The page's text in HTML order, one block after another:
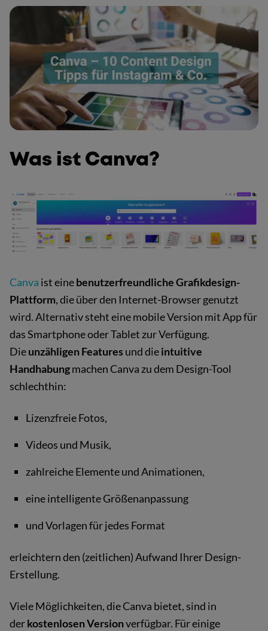
Was ist Canva?
Canva ist einebenutzerfreundliche Grafikdesign-
Plattform, die über den Internet-Browser genutzt
wird. Alternativ steht eine mobile Version mit App für
das Smartphone oder Tablet zur Verfügung.
Dieunzähligen Features und dieintuitive
Handhabungmachen Canva zu dem Design-Tool
schlechthin:
Lizenzfreie Fotos,
Videos und Musik,
zahlreiche Elemente und Animationen,
eine intelligente Größenanpassung
und Vorlagen für jedes Format
erleichtern den (zeitlichen) Aufwand Ihrer Design-
Erstellung.
Viele Möglichkeiten, die Canva bietet, sind in
derkostenlosen Versionverfügbar. Für einige